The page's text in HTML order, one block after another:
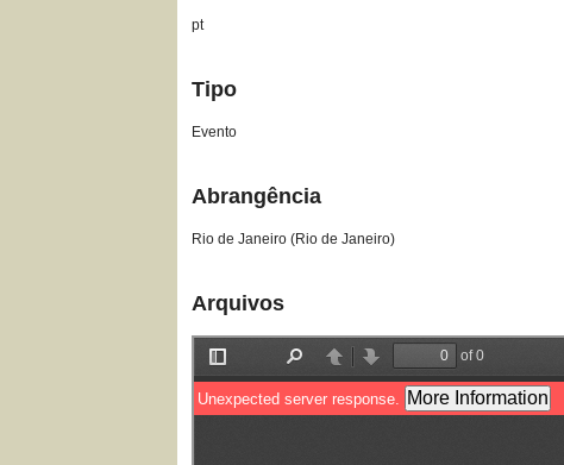
pt
Tipo
Evento
Abrangência
Rio de Janeiro (Rio de Janeiro)
Arquivos